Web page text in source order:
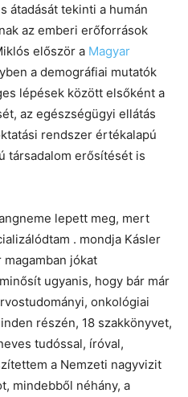
átadását tekinti a humán
az emberi erőforrások
először a Magyar
a demográfiai mutatók
lépések között elsőként a
az egészségügyi ellátás
rendszer értékalapú
társadalom erősítését is
lepett meg, mert
. mondja Kásler
jókat
ugyanis, hogy bár már
onkológiai
részén, 18 szakkönyvet,
tudóssal, íróval,
a Nemzeti nagyvizit
mindebből néhány, a